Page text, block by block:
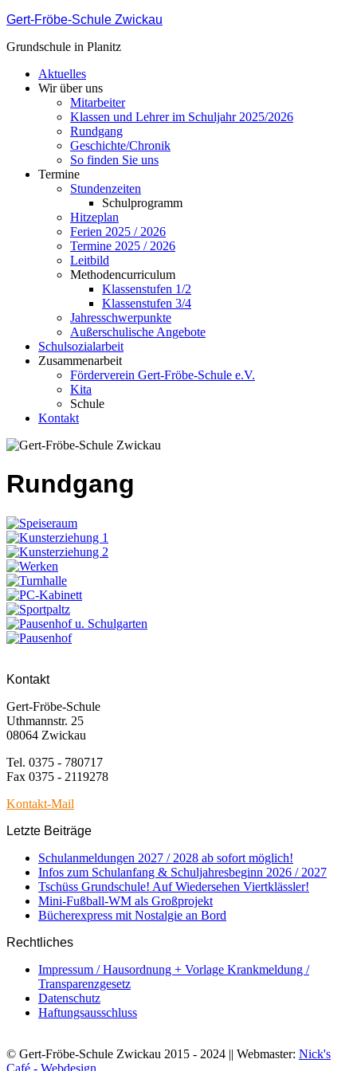
Gert-Fröbe-Schule Zwickau
Grundschule in Planitz
Aktuelles
Wir über uns
Mitarbeiter
Klassen und Lehrer im Schuljahr 2025/2026
Rundgang
Geschichte/Chronik
So finden Sie uns
Termine
Stundenzeiten
Schulprogramm
Hitzeplan
Ferien 2025 / 2026
Termine 2025 / 2026
Leitbild
Methodencurriculum
Klassenstufen 1/2
Klassenstufen 3/4
Jahresschwerpunkte
Außerschulische Angebote
Schulsozialarbeit
Zusammenarbeit
Förderverein Gert-Fröbe-Schule e.V.
Kita
Schule
Kontakt
Rundgang
Kontakt
Gert-Fröbe-Schule
Uthmannstr. 25
08064 Zwickau
Tel. 0375 - 780717
Fax 0375 - 2119278
Kontakt-Mail
Letzte Beiträge
Schulanmeldungen 2027 / 2028 ab sofort möglich!
Infos zum Schulanfang & Schuljahresbeginn 2026 / 2027
Tschüss Grundschule! Auf Wiedersehen Viertklässler!
Mini-Fußball-WM als Großprojekt
Bücherexpress mit Nostalgie an Bord
Rechtliches
Impressum / Hausordnung + Vorlage Krankmeldung /
Transparenzgesetz
Datenschutz
Haftungsausschluss
© Gert-Fröbe-Schule Zwickau 2015 - 2024 || Webmaster: Nick's
Café - Webdesign